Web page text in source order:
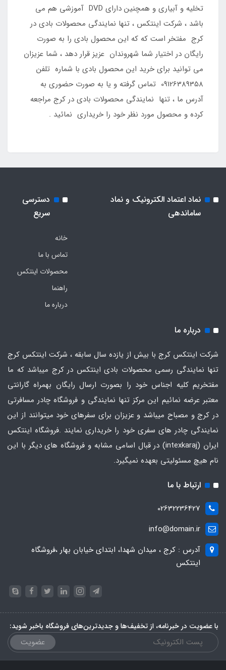
تخلیه و آبیاری و همچنین دارای DVD آموزشی هم می
باشد ، شرکت اینتکس ، تنها نمایندگی محصولات بادی در
کرج مفتخر است که که این محصول بادی را به صورت
رایگان در اختیار شما شهروندان عزیز قرار دهد ، شما عزیزان
می توانید برای خرید این محصول بادی با شماره تلفن
09126389358 تماس گرفته و یا به صورت حضوری به
آدرس ما ، تنها نمایندگی محصولات بادی در کرج مراجعه
کرده و محصول مورد نظر خود را خریداری نمائید .
نماد اعتماد الکترونیک و نماد
ساماندهی
دسترسی
سریع
خانه
تماس با ما
محصولات اینتکس
راهنما
درباره ما
درباره ما
شرکت اینتکس کرج با بیش از یازده سال سابقه ، شرکت اینتکس کرج
تنها نمایندگی رسمی محصولات بادی اینتکس در کرج میباشد که ما
مفتخریم کلیه اجناس خود را بصورت ارسال رایگان بهمراه گارانتی
معتبر عرضه نمائیم این مرکز تنها نمایندگی و فروشگاه چادر مسافرتی
در کرج و مصباح میباشد و عزیزان برای سفرهای خود میتوانند از این
نمایندگی چادر های سفری خود را خریداری نمایند .فروشگاه اینتکس
ایران
(intexkaraj) در قبال اسامی مشابه و فروشگاه های دیگر با این
نام هیچ مسئولیتی بعهده نمیگیرد.
ارتباط با ما
02632236427
info@domain.ir
آدرس : کرج ، میدان شهدا، ابتدای خیابان بهار ،فروشگاه
اینتکس
با عضویت در خبرنامه، از تخفیف‌ها و جدیدترین‌های فروشگاه باخبر شوید:
عضویت